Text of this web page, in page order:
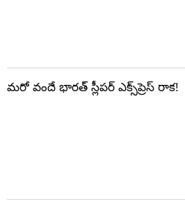
మరో వందే భారత్ స్లీపర్ ఎక్స్‌ప్రెస్ రాక!